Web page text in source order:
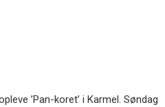
’Pan-koret’ i Karmel. Søndag